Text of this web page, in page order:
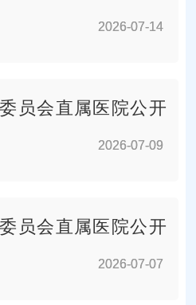
2026-07-14
2026-07-14
2026-07-09
员会直属医院公开
2026-07-09
2026-07-07
员会直属医院公开
2026-07-07